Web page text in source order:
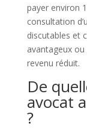
payer environ
consultation
discutables et
avantageux
revenu réduit.
De
avocat
?